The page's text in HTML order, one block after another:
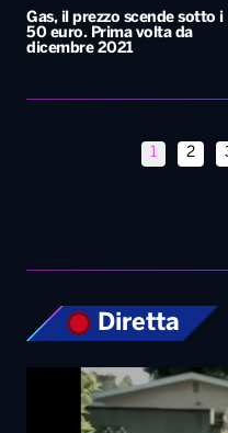
Gas, il prezzo scende sotto i
50 euro. Prima volta da
dicembre 2021
1 2
Diretta